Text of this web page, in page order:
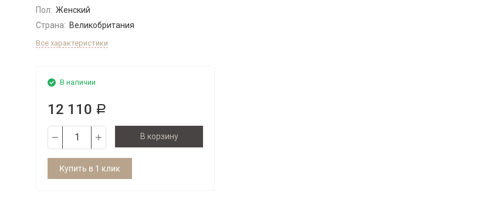
Пол: Женский
Страна: Великобритания
Все характеристики
В наличии
12 110 Р
В корзину
Купить в 1 клик